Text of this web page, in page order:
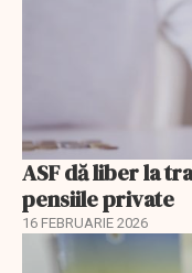
ASF dă liber la
pensiile private
16 FEBRUARIE 2026